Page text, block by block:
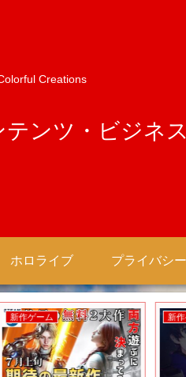
Creations
テンツ・ビジネス
ホロライブ
新作ゲーム